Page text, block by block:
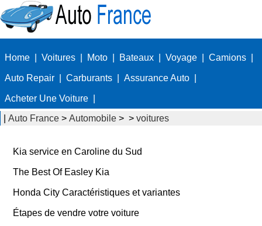
Home Voitures Moto Bateaux Voyage Camions
Auto Repair Carburants Assurance Auto
Acheter Une Voiture
Auto France > Automobile > > voitures
Kia service en Caroline du Sud
The Best Of Easley Kia
Honda City Caractéristiques et variantes
Étapes de vendre votre voiture